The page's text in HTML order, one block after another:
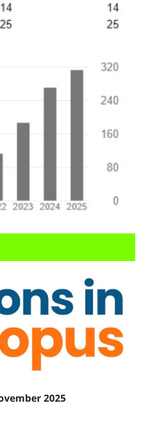
2025